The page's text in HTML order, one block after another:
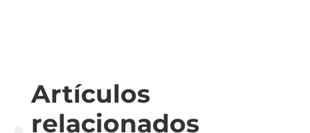
Artículos
relacionados